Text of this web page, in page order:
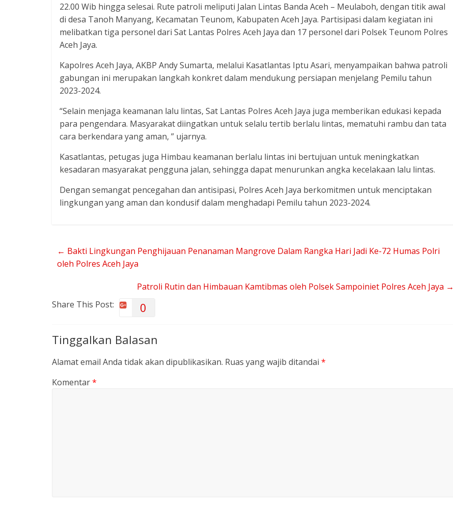
22.00 Wib hingga selesai. Rute patroli meliputi Jalan Lintas Banda Aceh – Meulaboh, dengan titik awal
di desa Tanoh Manyang, Kecamatan Teunom, Kabupaten Aceh Jaya. Partisipasi dalam kegiatan ini
melibatkan tiga personel dari Sat Lantas Polres Aceh Jaya dan 17 personel dari Polsek Teunom Polres
Aceh Jaya.
Kapolres Aceh Jaya, AKBP Andy Sumarta, melalui Kasatlantas Iptu Asari, menyampaikan bahwa patroli
gabungan ini merupakan langkah konkret dalam mendukung persiapan menjelang Pemilu tahun
2023-2024.
“Selain menjaga keamanan lalu lintas, Sat Lantas Polres Aceh Jaya juga memberikan edukasi kepada
para pengendara. Masyarakat diingatkan untuk selalu tertib berlalu lintas, mematuhi rambu dan tata
cara berkendara yang aman, ” ujarnya.
Kasatlantas, petugas juga Himbau keamanan berlalu lintas ini bertujuan untuk meningkatkan
kesadaran masyarakat pengguna jalan, sehingga dapat menurunkan angka kecelakaan lalu lintas.
Dengan semangat pencegahan dan antisipasi, Polres Aceh Jaya berkomitmen untuk menciptakan
lingkungan yang aman dan kondusif dalam menghadapi Pemilu tahun 2023-2024.
← Bakti Lingkungan Penghijauan Penanaman Mangrove Dalam Rangka Hari Jadi Ke-72 Humas Polri
oleh Polres Aceh Jaya
Patroli Rutin dan Himbauan Kamtibmas oleh Polsek Sampoiniet Polres Aceh Jaya →
Share This Post:
0
Tinggalkan Balasan
Alamat email Anda tidak akan dipublikasikan. Ruas yang wajib ditandai *
Komentar*